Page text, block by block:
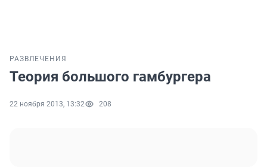
РАЗВЛЕЧЕНИЯ
Теория большого гамбургера
22 ноября 2013, 13:32 208